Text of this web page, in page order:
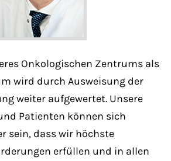
Onkologischen Zentrums als
wird durch Ausweisung der
weiter aufgewertet. Unsere
Patienten können sich
sein, dass wir höchste
erfüllen und in allen